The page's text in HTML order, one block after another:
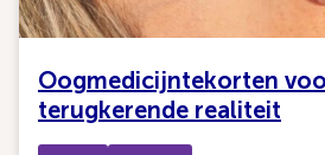
Oogmedicijntekorten
terugkerende realiteit